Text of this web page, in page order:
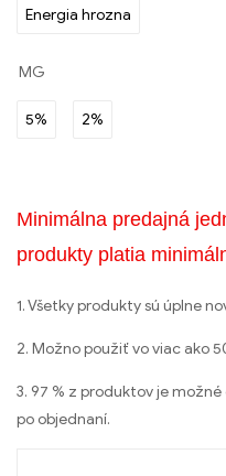
Energia hrozna
MG
5% 2%
Minimálna predajná
produkty platia
1. Všetky produkty sú úplne
2. Možno použiť vo viac ako
3. 97 % z produktov je
po objednaní.